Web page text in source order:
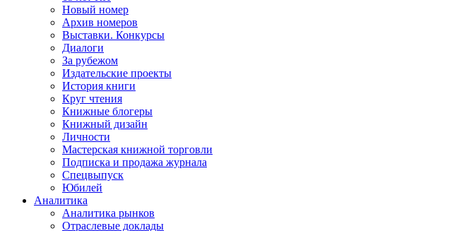
Новый номер
Архив номеров
Выставки. Конкурсы
Диалоги
За рубежом
Издательские проекты
История книги
Круг чтения
Книжные блогеры
Книжный дизайн
Личности
Мастерская книжной торговли
Подписка и продажа журнала
Спецвыпуск
Юбилей
Аналитика
Аналитика рынков
Отраслевые доклады